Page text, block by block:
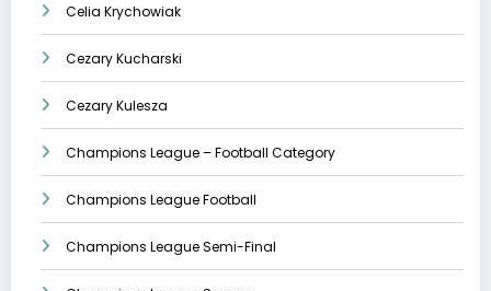
Celia Krychowiak
Cezary Kucharski
Cezary Kulesza
Champions League – Football Category
Champions League Football
Champions League Semi-Final